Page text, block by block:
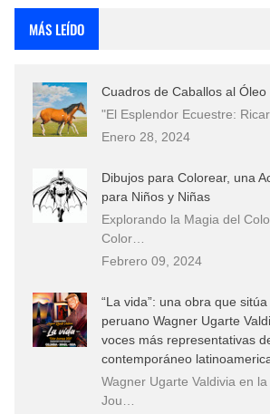
MÁS LEÍDO
Cuadros de Caballos al
"El Esplendor Ecuestre:
Enero 28, 2024
Dibujos para Colorear, una
para Niños y Niñas
Explorando la Magia del
Color…
Febrero 09, 2024
“La vida”: una obra que
peruano Wagner Ugarte
voces más representativas
contemporáneo
Wagner Ugarte Valdivia en
Jou…